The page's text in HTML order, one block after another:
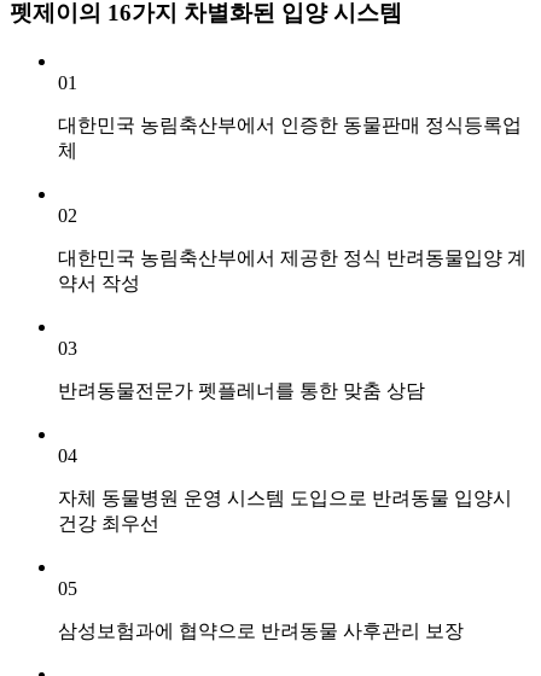
펫제이의 16가지 차별화된 입양 시스템
01
대한민국 농림축산부에서 인증한 동물판매 정식등록업
체
02
대한민국 농림축산부에서 제공한 정식 반려동물입양 계
약서 작성
03
반려동물전문가 펫플레너를 통한 맞춤 상담
04
자체 동물병원 운영 시스템 도입으로 반려동물 입양시
건강 최우선
05
삼성보험과에 협약으로 반려동물 사후관리 보장